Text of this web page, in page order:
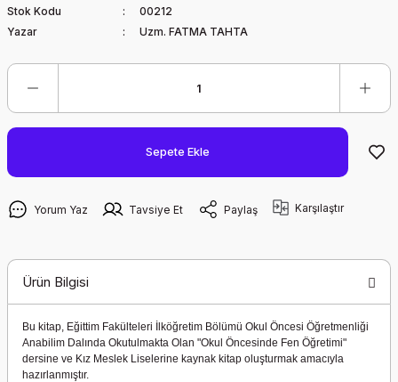
Stok Kodu
00212
Yazar
Uzm. FATMA TAHTA
Sepete Ekle
Yorum Yaz Tavsiye Et Paylaş Karşılaştır
Ürün Bilgisi
Bu kitap, Eğittim Fakülteleri İlköğretim Bölümü Okul Öncesi Öğretmenliği
Anabilim Dalında Okutulmakta Olan "Okul Öncesinde Fen Öğretimi"
dersine ve Kız Meslek Liselerine kaynak kitap oluşturmak amacıyla
hazırlanmıştır.